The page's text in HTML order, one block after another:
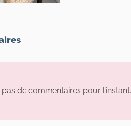
pas de commentaires pour l'instant.